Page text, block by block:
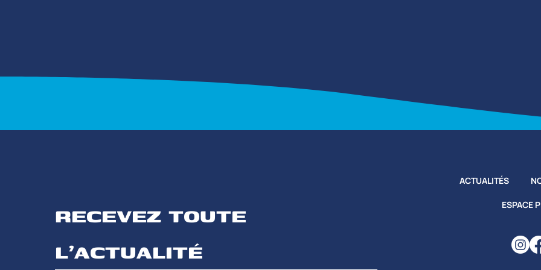
RECEVEZ TOUTE
L'ACTUALITÉ
ACTUALITÉS
ESPACE